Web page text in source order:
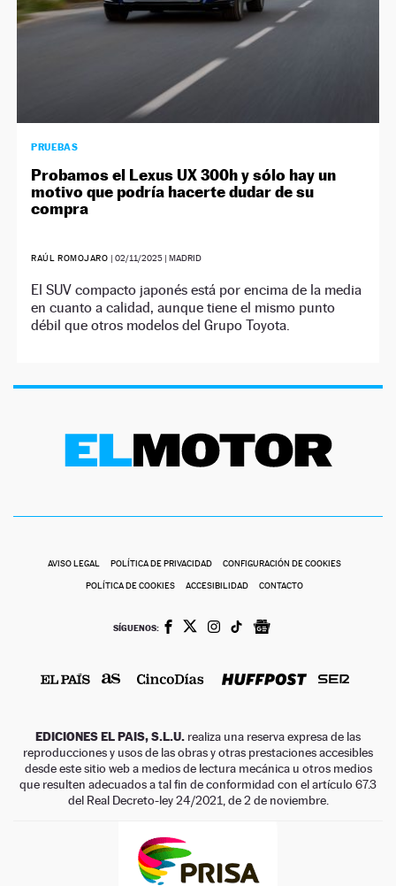
PRUEBAS
Probamos el Lexus UX 300h y sólo hay un
motivo que podría hacerte dudar de su
compra
RAÚL ROMOJARO | 02/11/2025| MADRID
El SUV compacto japonés está por encima de la media
en cuanto a calidad, aunque tiene el mismo punto
débil que otros modelos del Grupo Toyota.
AVISO LEGAL POLÍTICA DE PRIVACIDAD CONFIGURACIÓN DE COOKIES
POLÍTICA DE COOKIES ACCESIBILIDAD CONTACTO
SÍGUENOS:
EDICIONES EL PAIS, S.L.U. realiza una reserva expresa de las
reproducciones y usos de las obras y otras prestaciones accesibles
desde este sitio web a medios de lectura mecánica u otros medios
que resulten adecuados a tal fin de conformidad con el artículo 67.3
del Real Decreto-ley 24/2021, de 2 de noviembre.